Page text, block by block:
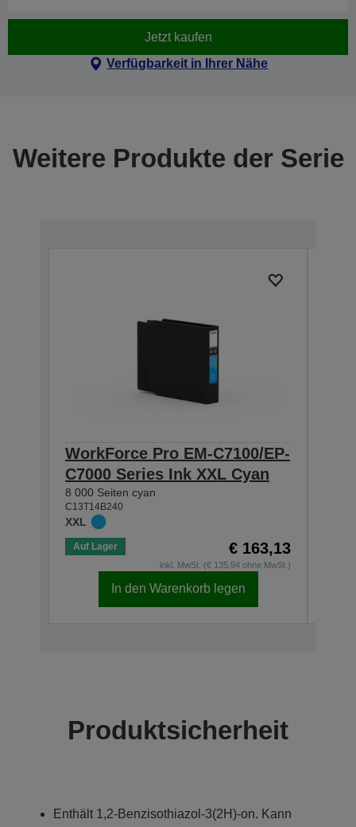
Jetzt kaufen
Verfügbarkeit in Ihrer Nähe
Weitere Produkte der Serie
WorkForce Pro EM-C7100/EP-
C7000 Series Ink XXL Cyan
8 000 Seiten cyan
C13T14B240
XXL
Auf Lager € 163,13
inkl. MwSt. (€ 135,94 ohne MwSt.)
In den Warenkorb legen
Produktsicherheit
Enthält 1,2-Benzisothiazol-3(2H)-on. Kann